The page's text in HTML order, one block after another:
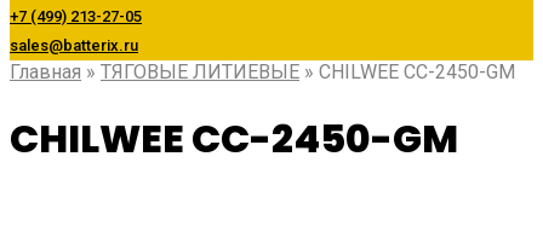
+7 (499) 213-27-05
sales@batterix.ru
Главная » ТЯГОВЫЕ ЛИТИЕВЫЕ » CHILWEE CC-2450-GM
CHILWEE CC-2450-GM